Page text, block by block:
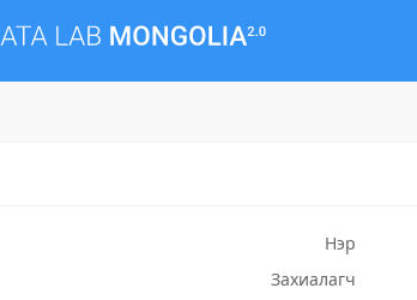
Нэр
Захиалагч